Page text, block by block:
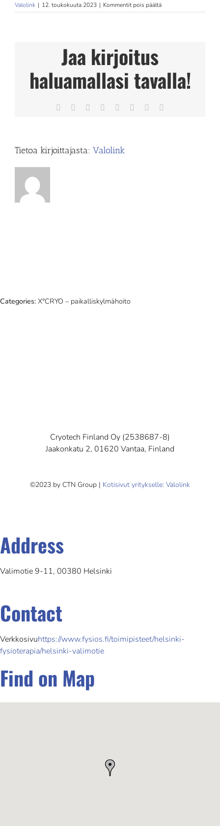
Valolink | 12. toukokuuta 2023 | Kommentit pois päältäartikkelissa
Fysios
Jaa kirjoitus
haluamallasi tavalla!
Facebook Reddit LinkedIn
TumblrPinterest
Tietoa kirjoittajasta: Valolink
Categories: X°CRYO – paikalliskylmähoito
Cryotech Finland Oy (2538687-8)
Jaakonkatu 2, 01620 Vantaa, Finland
©2023 by CTN Group | Kotisivut yritykselle: Valolink
Address
Valimotie 9-11, 00380 Helsinki
Contact
Verkkosivuhttps://www.fysios.fi/toimipisteet/helsinki-
fysioterapia/helsinki-valimotie
Find on Map